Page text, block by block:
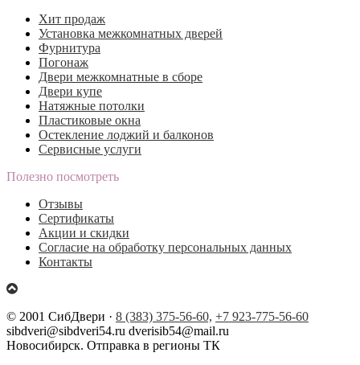
Хит продаж
Установка межкомнатных дверей
Фурнитура
Погонаж
Двери межкомнатные в сборе
Двери купе
Натяжные потолки
Пластиковые окна
Остекление лоджий и балконов
Сервисные услуги
Полезно посмотреть
Отзывы
Сертификаты
Акции и скидки
Согласие на обработку персональных данных
Контакты
© 2001 СибДвери · 8 (383) 375-56-60, +7 923-775-56-60
sibdveri@sibdveri54.ru dverisib54@mail.ru
Новосибирск. Отправка в регионы ТК